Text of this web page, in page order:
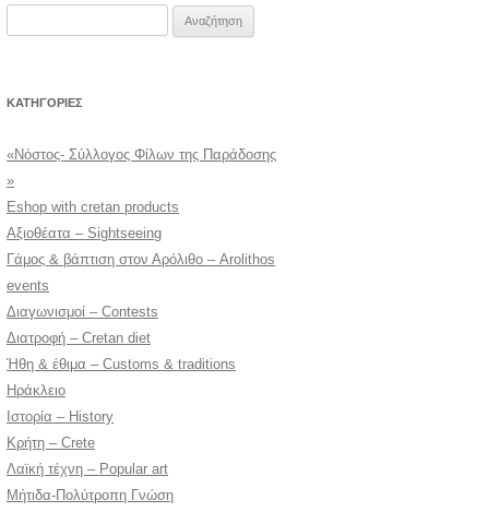
KΑΤΗΓΟΡΊΕΣ
«Νόστος- Σύλλογος Φίλων της Παράδοσης
»
Eshop with cretan products
Αξιοθέατα – Sightseeing
Γάμος & βάπτιση στον Αρόλιθο – Arolithos
events
Διαγωνισμοί – Contests
Διατροφή – Cretan diet
Ήθη & έθιμα – Customs & traditions
Ηράκλειο
Ιστορία – History
Κρήτη – Crete
Λαϊκή τέχνη – Popular art
Μήτιδα-Πολύτροπη Γνώση